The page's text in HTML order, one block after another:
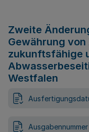
Zweite
Gewährung
zukunftsfähige
Westfalen
Ausgabennummer